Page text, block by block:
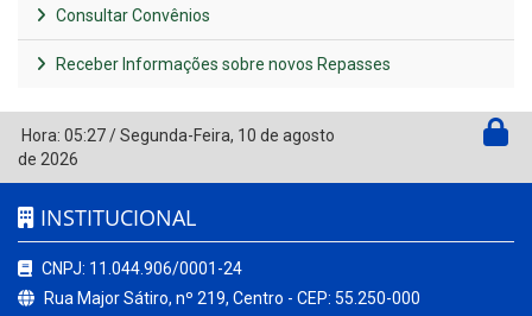
Consultar Convênios
Receber Informações sobre novos Repasses
Hora: 05:27/Segunda-Feira, 10 de agosto
de 2026
INSTITUCIONAL
CNPJ: 11.044.906/0001-24
Rua Major Sátiro, nº 219, Centro - CEP: 55.250-000